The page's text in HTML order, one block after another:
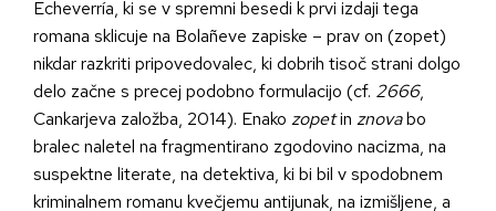
Echeverría, ki se v spremni besedi k prvi izdaji tega
romana sklicuje na Bolañeve zapiske – prav on (zopet)
nikdar razkriti pripovedovalec, ki dobrih tisoč strani dolgo
delo začne s precej podobno formulacijo (cf. 2666,
Cankarjeva založba, 2014). Enako zopetin znovabo
bralec naletel na fragmentirano zgodovino nacizma, na
suspektne literate, na detektiva, ki bi bil v spodobnem
kriminalnem romanu kvečjemu antijunak, na izmišljene, a